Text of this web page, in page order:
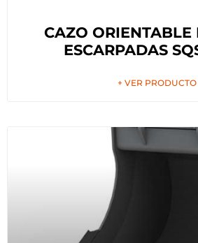
CAZO ORIENTABLE
ESCARPADAS
+ VER PRODUCTO